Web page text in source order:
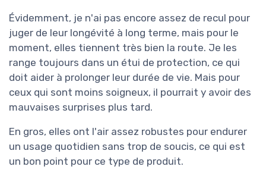
Évidemment, je n'ai pas encore assez de recul pour
juger de leur longévité à long terme, mais pour le
moment, elles tiennent très bien la route. Je les
range toujours dans un étui de protection, ce qui
doit aider à prolonger leur durée de vie. Mais pour
ceux qui sont moins soigneux, il pourrait y avoir des
mauvaises surprises plus tard.
En gros, elles ont l'air assez robustes pour endurer
un usage quotidien sans trop de soucis, ce qui est
un bon point pour ce type de produit.